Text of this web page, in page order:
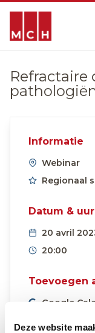
Deze website
Refractaire
Informatie
Webinar
Regionaal
Datum & uur
20 avril
20:00
Toevoegen
Google